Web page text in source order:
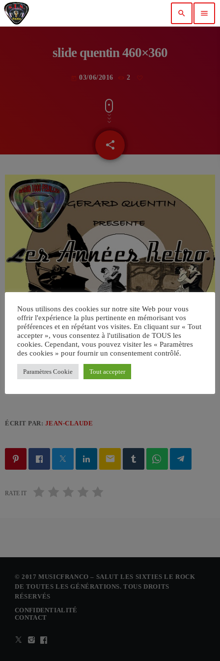
search menu
slide quentin 460×360
03/06/2016 2
share
email
ÉCRIT PAR: JEAN-CLAUDE
email
RATE IT
© 2017 MUSICFRANCO – SALUT LES SIXTIES LE ROCK
DE TOUTES LES GÉNÉRATIONS. TOUS DROITS
RÉSERVÉS
CONFIDENTIALITÉ
CONTACT
Nous utilisons des cookies sur notre site Web pour vous
offrir l'expérience la plus pertinente en mémorisant vos
préférences et en répétant vos visites. En cliquant sur « Tout
accepter », vous consentez à l'utilisation de TOUS les
cookies. Cependant, vous pouvez visiter les « Paramètres
des cookies » pour fournir un consentement contrôlé.
Paramètres Cookie Tout accepter